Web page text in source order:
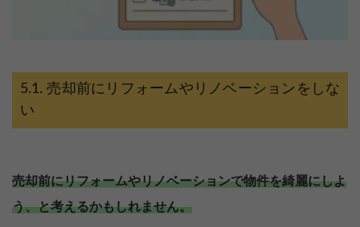
売却前にリフォームやリノベーションをしな
い
売却前にリフォームやリノベーションで物件を綺麗にしよ
う、と考えるかもしれません。